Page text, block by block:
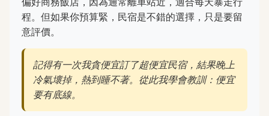
程。但如果你預算緊，民宿是不錯的選擇，只是要留
意評價。
記得有一次我貪便宜訂了超便宜民宿，結果晚上
冷氣壞掉，熱到睡不著。從此我學會教訓：便宜
要有底線。